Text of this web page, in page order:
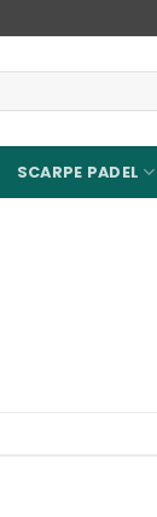
SCARPE PADEL